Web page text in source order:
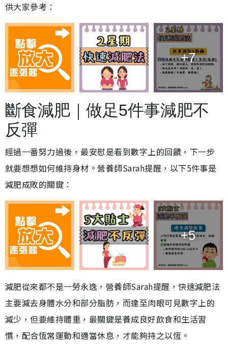
供大家參考：
+7
斷食減肥｜做足5件事減肥不
反彈
經過一番努力過後，最安慰是看到數字上的回饋，下一步
就要想想如何維持身材。營養師Sarah提醒，以下5件事是
減肥成敗的關鍵：
+5
減肥從來都不是一勞永逸，營養師Sarah提醒，快速減肥法
主要減去身體水分和部分脂肪，而達至肉眼可見數字上的
減少，但要維持體重，最關鍵是養成良好飲食和生活習
慣，配合恆常運動和適當休息，才能夠持之以恆。